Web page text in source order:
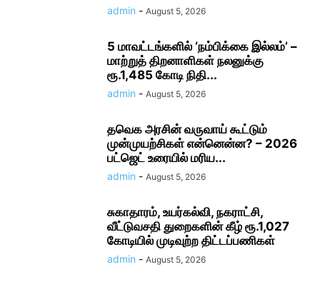
admin - August 5, 2026
5 மாவட்டங்களில் ‘நம்பிக்கை இல்லம்’ –
மாற்றுத் திறனாளிகள் நலனுக்கு
ரூ.1,485 கோடி நிதி...
admin - August 5, 2026
தவெக அரசின் வருவாய் கூட்டும்
முன்முயற்சிகள் என்னென்ன? – 2026
பட்ஜெட் உரையில் மரிய...
admin - August 5, 2026
சுகாதாரம், உயர்கல்வி, நகராட்சி,
வீட்டுவசதி துறைகளின் கீழ் ரூ.1,027
கோடியில் முடிவுற்ற திட்டப்பணிகள்
admin - August 5, 2026